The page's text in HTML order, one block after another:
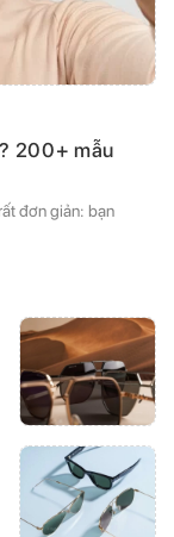
200+ mẫu
đơn giản: bạn